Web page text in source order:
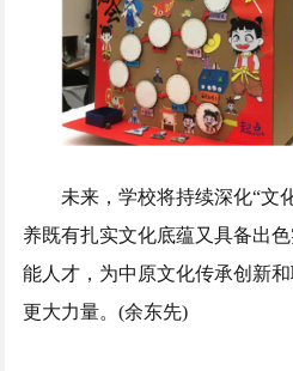
未来，学校将持续深化“文
养既有扎实文化底蕴又具备出
能人才，为中原文化传承创新
更大力量。(余东先)